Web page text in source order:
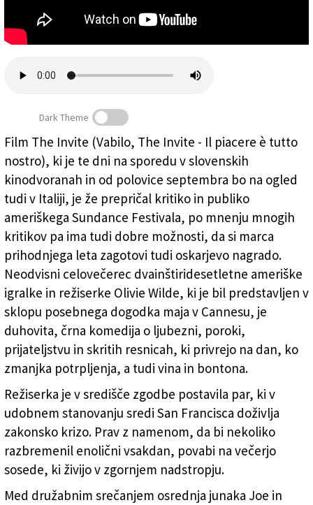
Založnik
Zadruga PD
Dark Theme
Film The Invite (Vabilo, The Invite - Il piacere è tutto
nostro), ki je te dni na sporedu v slovenskih
kinodvoranah in od polovice septembra bo na ogled
tudi v Italiji, je že prepričal kritiko in publiko
ameriškega Sundance Festivala, po mnenju mnogih
kritikov pa ima tudi dobre možnosti, da si marca
prihodnjega leta zagotovi tudi oskarjevo nagrado.
Neodvisni celovečerec dvainštiridesetletne ameriške
igralke in režiserke Olivie Wilde, ki je bil predstavljen v
sklopu posebnega dogodka maja v Cannesu, je
duhovita, črna komedija o ljubezni, poroki,
prijateljstvu in skritih resnicah, ki privrejo na dan, ko
zmanjka potrpljenja, a tudi vina in bontona.
Režiserka je v središče zgodbe postavila par, ki v
udobnem stanovanju sredi San Francisca doživlja
zakonsko krizo. Prav z namenom, da bi nekoliko
razbremenil enolični vsakdan, povabi na večerjo
sosede, ki živijo v zgornjem nadstropju.
Med družabnim srečanjem osrednja junaka Joe in